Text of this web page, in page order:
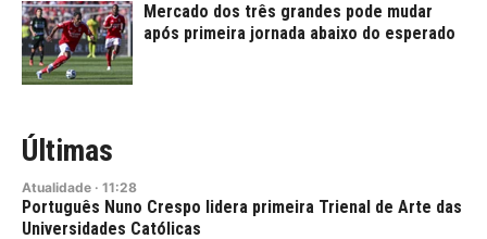
Mercado dos três grandes pode mudar
após primeira jornada abaixo do esperado
Últimas
Atualidade · 11:28
Português Nuno Crespo lidera primeira Trienal de Arte das
Universidades Católicas